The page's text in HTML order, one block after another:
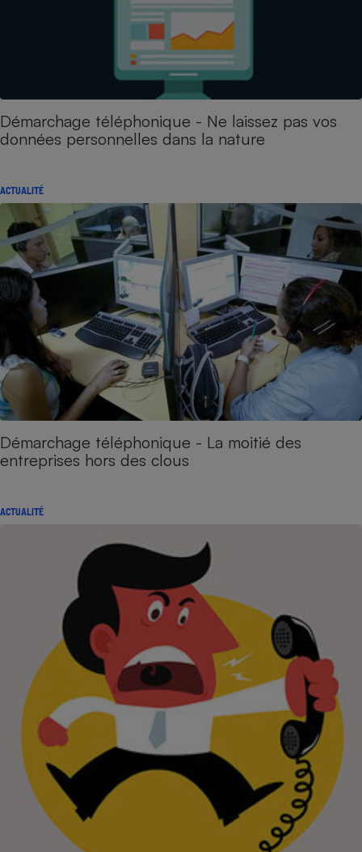
Démarchage téléphonique - Ne laissez pas vos
données personnelles dans la nature
ACTUALITÉ
Démarchage téléphonique - La moitié des
entreprises hors des clous
ACTUALITÉ